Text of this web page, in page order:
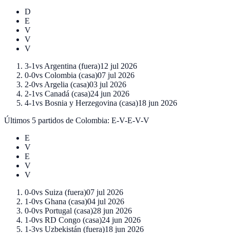
D
E
V
V
V
3-1vs Argentina (fuera)12 jul 2026
0-0vs Colombia (casa)07 jul 2026
2-0vs Argelia (casa)03 jul 2026
2-1vs Canadá (casa)24 jun 2026
4-1vs Bosnia y Herzegovina (casa)18 jun 2026
Últimos 5 partidos de Colombia: E-V-E-V-V
E
V
E
V
V
0-0vs Suiza (fuera)07 jul 2026
1-0vs Ghana (casa)04 jul 2026
0-0vs Portugal (casa)28 jun 2026
1-0vs RD Congo (casa)24 jun 2026
1-3vs Uzbekistán (fuera)18 jun 2026